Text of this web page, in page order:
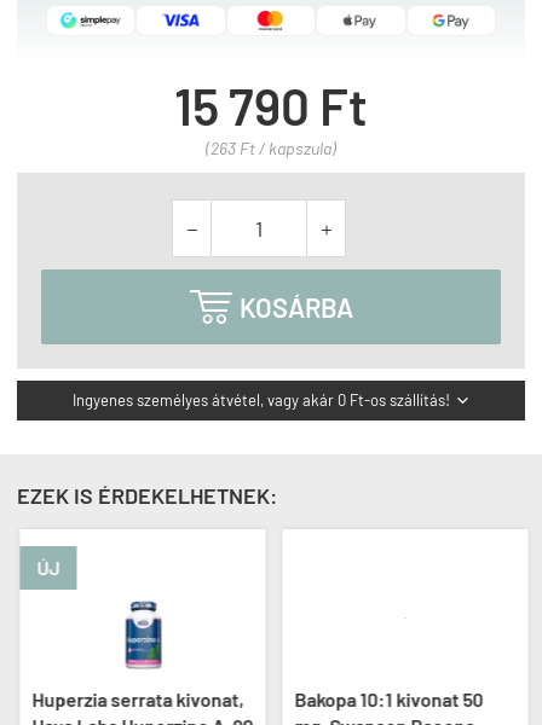
15 790 Ft
(263 Ft / kapszula)
 
 KOSÁRBA
Ingyenes személyes átvétel, vagy akár 0 Ft-os szállítás! 
EZEK IS ÉRDEKELHETNEK:
ÚJ
Huperzia serrata kivonat,
Bakopa 10:1 kivonat 50